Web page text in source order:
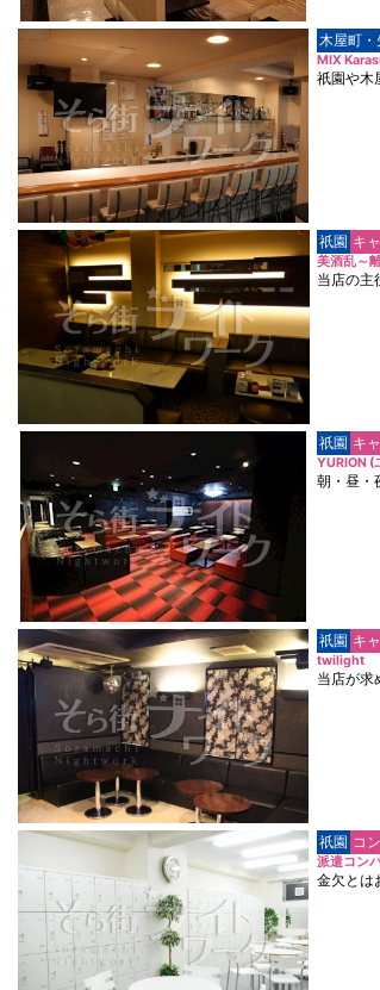
木屋町
MIX
祇園や木
祇園 キ
美酒乱～
当店の主
祇園 キ
YURION (
朝・昼・
祇園 キ
twilight
当店が求
祇園 コ
派遣コン
金欠とは